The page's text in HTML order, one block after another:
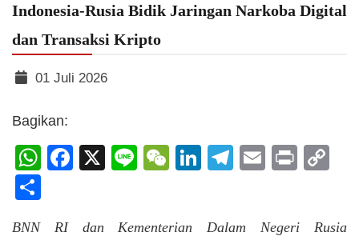
Indonesia-Rusia Bidik Jaringan Narkoba Digital
dan Transaksi Kripto
01 Juli 2026
Bagikan:
WhatsApp
Facebook
X LineWeChat
LinkedIn
Telegram
Email
Print
BNN RI dan Kementerian Dalam Negeri Rusia